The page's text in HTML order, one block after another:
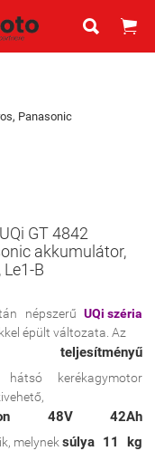
 
Panasonic
GT 4842
akkumulátor,
B
népszerű UQi széria
épült változata. Az
kerékagymotor
ion 48V 42Ah
melynek súlya 11 kg